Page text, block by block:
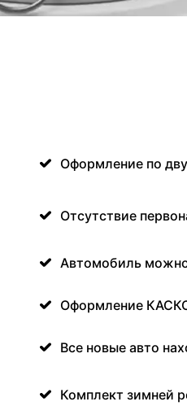
Оформление по
Отсутствие
Автомобиль
Оформление
Все новые авто
Комплект зимней